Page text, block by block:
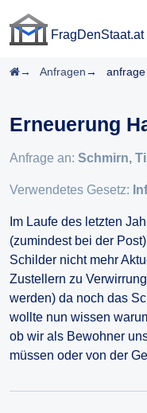
FragDenStaat.at
Startseite
Anfragen anfrage
Erneuerung
Anfrage an: Schmirn,
Verwendetes Gesetz:
Im Laufe des letzten
(zumindest bei der
Schilder nicht mehr
Zustellern zu
werden) da noch das
wollte nun wissen
ob wir als Bewohner
müssen oder von der